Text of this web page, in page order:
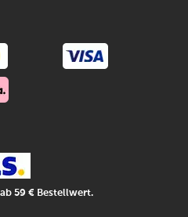
59 € Bestellwert.